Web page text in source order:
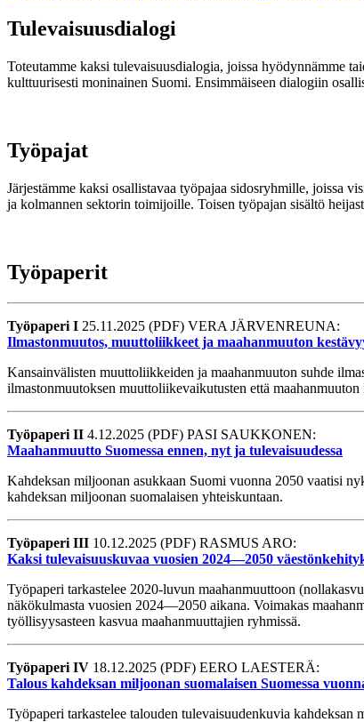
Tulevaisuus­dialogi
Toteutamme kaksi tulevaisuusdialogia, joissa hyödynnämme
kulttuurisesti moninainen Suomi. Ensimmäiseen dialogiin
Työpajat
Järjestämme kaksi osallistavaa työpajaa sidosryhmille, joissa
ja kolmannen sektorin toimijoille. Toisen työpajan sisältö
Työpaperit
Työpaperi I 25.11.2025 (PDF) VERA JÄRVENREUNA:
Ilmastonmuutos, muuttoliikkeet ja maahanmuuton
Kansainvälisten muuttoliikkeiden ja maahanmuuton suhde
ilmastonmuutoksen muuttoliikevaikutusten että
Työpaperi II 4.12.2025 (PDF) PASI SAUKKONEN:
Maahanmuutto Suomessa ennen, nyt ja tulevaisuudessa
Kahdeksan miljoonan asukkaan Suomi vuonna 2050 vaatisi
kahdeksan miljoonan suomalaisen yhteiskuntaan.
Työpaperi III 10.12.2025 (PDF) RASMUS ARO:
Kaksi tulevaisuuskuvaa vuosien 2024—2050
Työpaperi tarkastelee 2020-luvun maahanmuuttoon
näkökulmasta vuosien 2024—2050 aikana. Voimakas
työllisyysasteen kasvua maahanmuuttajien ryhmissä.
Työpaperi IV 18.12.2025 (PDF) EERO LAESTERÄ:
Talous kahdeksan miljoonan suomalaisen Suomessa
Työpaperi tarkastelee talouden tulevaisuudenkuvia